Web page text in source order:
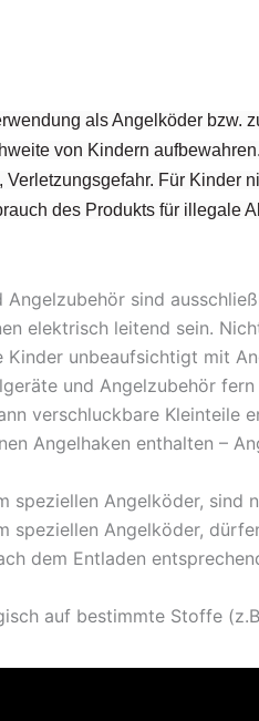
als Angelköder bzw.
von Kindern
Verletzungsgefahr. Für Kinder
des Produkts für illegale
Angelzubehör sind
elektrisch leitend sein.
Kinder unbeaufsichtigt mit
und Angelzubehör
verschluckbare Kleinteile
Angelhaken enthalten –
speziellen Angelköder, sind
speziellen Angelköder,
dem Entladen
auf bestimmte Stoffe